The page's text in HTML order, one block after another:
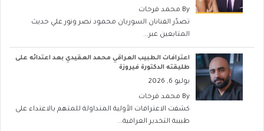
By محمد فرحات
تصدّر الفنانان السوريان محمود نصر ونور علي حديث
المتابعين عبر...
اعترافات الطبيب العراقي محمد العقيدي بعد اعتدائه على
طليقته الدكتورة فيروزة
يوليو 6, 2026
By محمد فرحات
كشفت الاعترافات الأولية المتداولة للمتهم بالاعتداء على
طبيبة التخدير العراقية...